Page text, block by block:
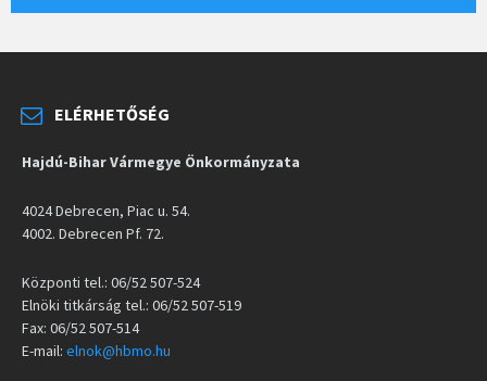
ELÉRHETŐSÉG
Hajdú-Bihar Vármegye Önkormányzata
4024 Debrecen, Piac u. 54.
4002. Debrecen Pf. 72.
Központi tel.: 06/52 507-524
Elnöki titkárság tel.: 06/52 507-519
Fax: 06/52 507-514
E-mail: elnok@hbmo.hu